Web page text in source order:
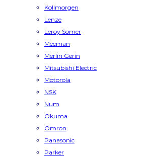
Kollmorgen
Lenze
Leroy Somer
Mecman
Merlin Gerin
Mitsubishi Electric
Motorola
NSK
Num
Okuma
Omron
Panasonic
Parker